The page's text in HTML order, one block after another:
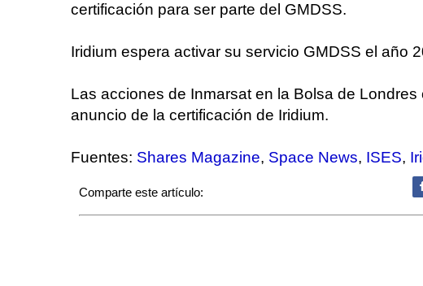
certificación para ser parte del GMDSS.
Iridium espera activar su servicio GMDSS el año
Las acciones de Inmarsat en la Bolsa de
anuncio de la certificación de Iridium.
Fuentes: Shares Magazine, Space News, ISES,
Comparte este artículo: